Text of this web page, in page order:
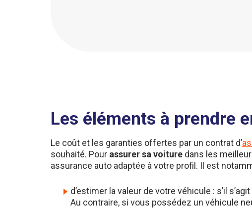
Les éléments à prendre
Le coût et les garanties offertes par un contrat d’
souhaité. Pourassurer sa voituredans les
assurance auto adaptée à votre profil. Il est
Au contraire, si vous possédez un véhicule
en cas de coup dur ;